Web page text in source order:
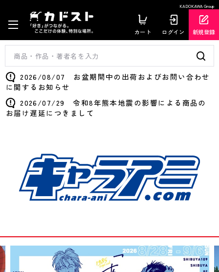
KADOKAWA Group
カート ログイン 新規登録
2026/08/07 お盆期間中の出荷およびお問い合わせ
に関するお知らせ
2026/07/29 令和8年熊本地震の影響による商品の
お届け遅延につきまして